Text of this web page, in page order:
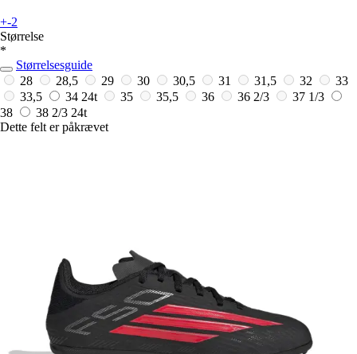
+-2
Størrelse
*
Størrelsesguide
28
28,5 29 30 30,5 31 31,5 32
33
33,5
34 24t 35 35,5 36 36 2/3
37 1/3
38
38 2/3 24t
Dette felt er påkrævet